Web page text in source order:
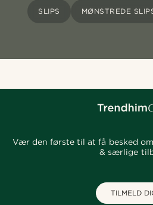
SLIPS MØNSTREDE
Vær den første til at få besked
& særlige
TILMELD